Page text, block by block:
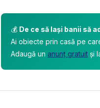
💰 De ce să lași banii să
Ai obiecte prin casă pe
Adaugă un anunț gratuit și